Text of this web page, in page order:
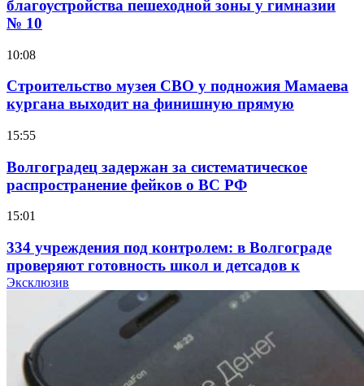
благоустройства пешеходной зоны у гимназии
№ 10
10:08
Строительство музея СВО у подножия Мамаева
кургана выходит на финишную прямую
15:55
Волгоградец задержан за систематическое
распространение фейков о ВС РФ
15:01
334 учреждения под контролем: в Волгограде
проверяют готовность школ и детсадов к
учебному году
Покушение на убийство в Волгограде: девушка
напала на незнакомую женщину с ножом
Эксклюзив